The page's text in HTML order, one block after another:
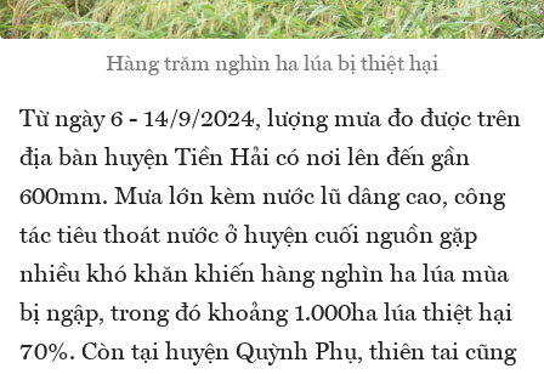
Hàng trăm nghìn ha lúa bị thiệt hại
Từ ngày 6 - 14/9/2024, lượng mưa đo được trên
địa bàn huyện Tiền Hải có nơi lên đến gần
600mm. Mưa lớn kèm nước lũ dâng cao, công
tác tiêu thoát nước ở huyện cuối nguồn gặp
nhiều khó khăn khiến hàng nghìn ha lúa mùa
bị ngập, trong đó khoảng 1.000ha lúa thiệt hại
70%. Còn tại huyện Quỳnh Phụ, thiên tai cũng